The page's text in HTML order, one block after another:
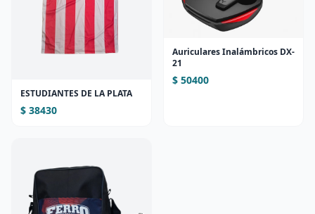
ESTUDIANTES DE LA PLATA
$ 38430
Auriculares Inalámbricos DX-
21
$ 50400